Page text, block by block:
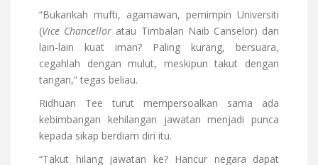
“Bukankah mufti, agamawan, pemimpin Universiti
(Vice Chancellor atau Timbalan Naib Canselor) dan
lain-lain kuat iman? Paling kurang, bersuara,
cegahlah dengan mulut, meskipun takut dengan
tangan,” tegas beliau.
Ridhuan Tee turut mempersoalkan sama ada
kebimbangan kehilangan jawatan menjadi punca
kepada sikap berdiam diri itu.
“Takut hilang jawatan ke? Hancur negara dapat